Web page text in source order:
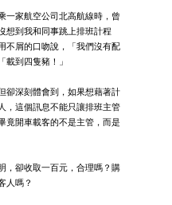
一家航空公司北高航線時，曾
想到我和同事跳上排班計程
不屑的口吻說，「我們沒有配
載到四隻豬！」
卻深刻體會到，如果想藉著計
，這個訊息不能只讓排班主管
竟開車載客的不是主管，而是
，卻收取一百元，合理嗎？購
人嗎？